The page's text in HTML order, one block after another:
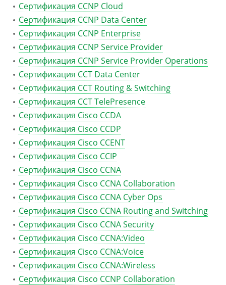
Сертификация CCNP Cloud
Сертификация CCNP Data Center
Сертификация CCNP Enterprise
Сертификация CCNP Service Provider
Сертификация CCNP Service Provider Operations
Сертификация CCT Data Center
Сертификация CCT Routing & Switching
Сертификация CCT TelePresence
Сертификация Cisco CCDA
Сертификация Cisco CCDP
Сертификация Cisco CCENT
Сертификация Cisco CCIP
Сертификация Cisco CCNA
Сертификация Cisco CCNA Collaboration
Сертификация Cisco CCNA Cyber Ops
Сертификация Cisco CCNA Routing and Switching
Сертификация Cisco CCNA Security
Сертификация Cisco CCNA:Video
Сертификация Cisco CCNA:Voice
Сертификация Cisco CCNA:Wireless
Сертификация Cisco CCNP Collaboration